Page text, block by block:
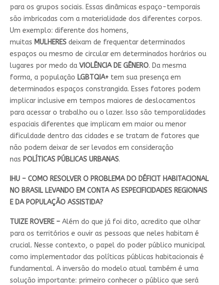
para os grupos sociais. Essas dinâmicas espaço-temporais
são imbricadas com a materialidade dos diferentes corpos.
Um exemplo: diferente dos homens,
muitas MULHERESdeixam de frequentar determinados
espaços ou mesmo de circular em determinados horários ou
lugares por medo da VIOLÊNCIA DE GÊNERO. Da mesma
forma, a população LGBTQIA+tem sua presença em
determinados espaços constrangida. Esses fatores podem
implicar inclusive em tempos maiores de deslocamentos
para acessar o trabalho ou o lazer. Isso são temporalidades
espaciais diferentes que implicam em maior ou menor
dificuldade dentro das cidades e se tratam de fatores que
não podem deixar de ser levados em consideração
nas POLÍTICAS PÚBLICAS URBANAS.
IHU – COMO RESOLVER O PROBLEMA DO DÉFICIT HABITACIONAL
NO BRASIL LEVANDO EM CONTA AS ESPECIFICIDADES REGIONAIS
E DA POPULAÇÃO ASSISTIDA?
TUIZE ROVERE –Além do que já foi dito, acredito que olhar
para os territórios e ouvir as pessoas que neles habitam é
crucial. Nesse contexto, o papel do poder público municipal
como implementador das políticas públicas habitacionais é
fundamental. A inversão do modelo atual também é uma
solução importante: primeiro conhecer o público que será